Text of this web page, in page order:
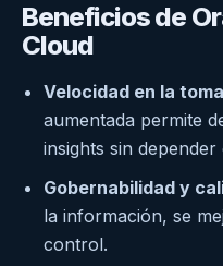
Beneficios de
Cloud
Velocidad en la
aumentada permite
insights sin
Gobernabilidad y
la información, se
control.